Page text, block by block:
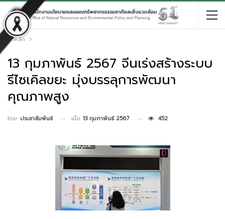
หน้าหลัก
13 กุมภาพันธ์ 2567 จีนเร่งสร้างระบบ
รีไซเคิลขยะ มุ่งบรรลุการพัฒนา
คุณภาพสูง
โดย ประชาสัมพันธ์ เมื่อ 13 กุมภาพันธ์ 2567 452